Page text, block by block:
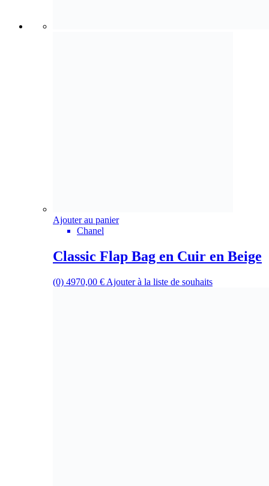
Ajouter au panier
Chanel
Classic Flap Bag en Cuir en Beige
(0) 4970,00 € Ajouter à la liste de souhaits